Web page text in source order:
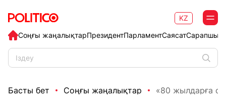
Соңғы жаңалықтарПрезидентПарламентСаясат
KZ
Басты бет Соңғы жаңалықтар «80 жылдарға